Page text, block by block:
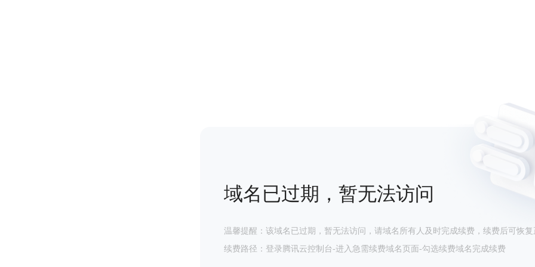
域名已过期，暂无法访问
温馨提醒：该域名已过期，暂无法访问，请域名所有人及时完成续费，续费后可恢复
续费路径：登录腾讯云控制台-进入急需续费域名页面-勾选续费域名完成续费